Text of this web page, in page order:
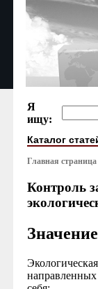
Я
ищу:
Каталог
Главная страница
Контроль